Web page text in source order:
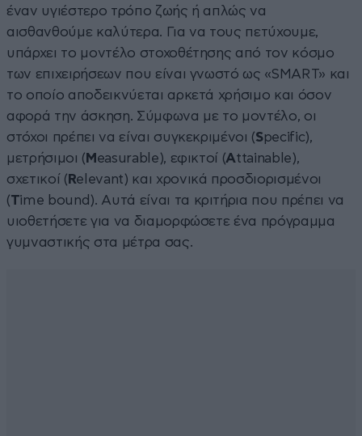
έναν υγιέστερο τρόπο ζωής ή απλώς να
αισθανθούμε καλύτερα. Για να τους πετύχουμε,
υπάρχει το μοντέλο στοχοθέτησης από τον κόσμο
των επιχειρήσεων που είναι γνωστό ως «SMART» και
το οποίο αποδεικνύεται αρκετά χρήσιμο και όσον
αφορά την άσκηση. Σύμφωνα με το μοντέλο, οι
στόχοι πρέπει να είναι συγκεκριμένοι (Specific),
μετρήσιμοι ( M easurable), εφικτοί (Attainable),
σχετικοί ( Relevant) και χρονικά προσδιορισμένοι
(Time bound). Αυτά είναι τα κριτήρια που πρέπει να
υιοθετήσετε για να διαμορφώσετε ένα πρόγραμμα
γυμναστικής στα μέτρα σας.